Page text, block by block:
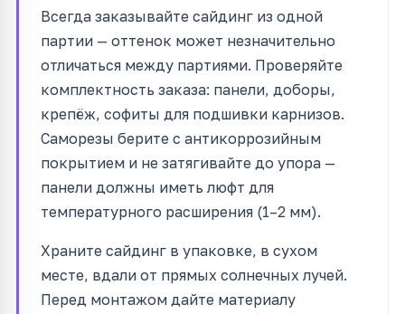
Всегда заказывайте сайдинг из одной
партии — оттенок может незначительно
отличаться между партиями. Проверяйте
комплектность заказа: панели, доборы,
крепёж, софиты для подшивки карнизов.
Саморезы берите с антикоррозийным
покрытием и не затягивайте до упора —
панели должны иметь люфт для
температурного расширения (1–2 мм).
Храните сайдинг в упаковке, в сухом
месте, вдали от прямых солнечных лучей.
Перед монтажом дайте материалу